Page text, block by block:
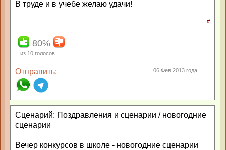
В труде и в учебе желаю удачи!
#
80%
из 10 голосов
Отправить: 06 Фев 2013 года
Сценарий: Поздравления и сценарии / новогодние
сценарии
Вечер конкурсов в школе - новогодние сценарии